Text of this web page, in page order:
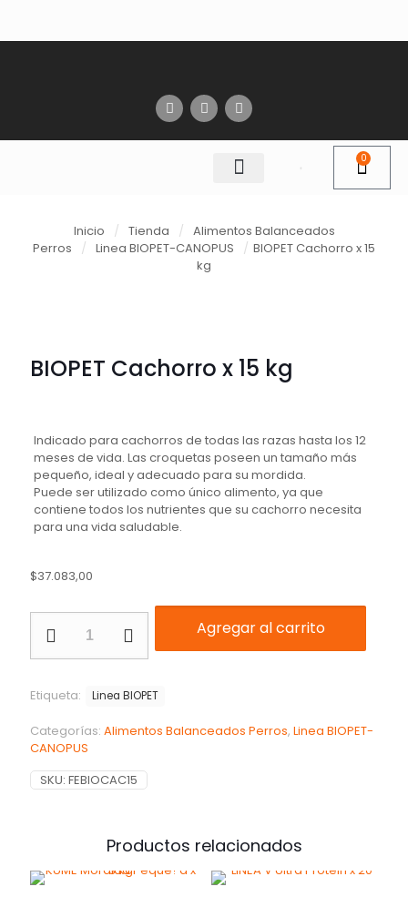
0
Inicio / Tienda / Alimentos Balanceados
Perros
/ Linea BIOPET-CANOPUS / BIOPET Cachorro x 15
kg
BIOPET Cachorro x 15 kg
Indicado para cachorros de todas las razas hasta los 12
meses de vida. Las croquetas poseen un tamaño más
pequeño, ideal y adecuado para su mordida.
Puede ser utilizado como único alimento, ya que
contiene todos los nutrientes que su cachorro necesita
para una vida saludable.
$37.083,00
Agregar al carrito
Etiqueta: Linea BIOPET
Categorías: Alimentos Balanceados Perros, Linea BIOPET-
CANOPUS
SKU: FEBIOCAC15
Productos relacionados